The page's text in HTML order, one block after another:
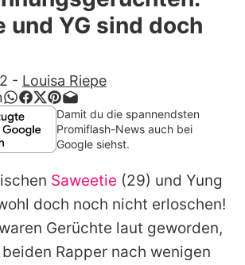
Themen auf Promiflash
App runterladen
Team
Richtlinien
Impressum
und YG sind doch
- Louisa Riepe
Damit du die spannendsten
Promiflash-News auch bei
Google siehst.
Saweetie (29) und Yung
doch noch nicht erloschen!
Gerüchte laut geworden,
Rapper nach wenigen